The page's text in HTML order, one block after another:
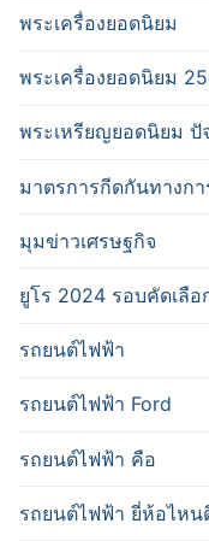
พระเครื่องยอดนิยม
พระเครื่องยอดนิยม
พระเหรียญยอดนิยม ปั
มาตรการกีดกันทางกา
มุมข่าวเศรษฐกิจ
ยูโร 2024 รอบคัดเลือ
รถยนต์ไฟฟ้า
รถยนต์ไฟฟ้า Ford
รถยนต์ไฟฟ้า คือ
รถยนต์ไฟฟ้า ยี่ห้อไหน